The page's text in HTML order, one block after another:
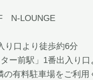
N-LOUNGE
り口より徒歩約6分
ー前駅」1番出入り
有料駐車場をご利用